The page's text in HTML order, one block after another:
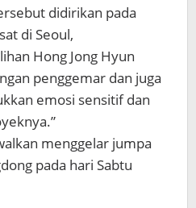
didirikan pada
di Seoul,
Hong Jong Hyun
penggemar dan juga
emosi sensitif dan
menggelar jumpa
pada hari Sabtu